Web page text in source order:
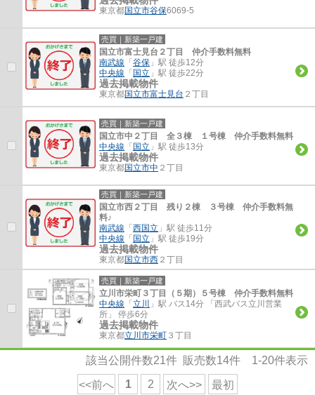
東京都国立市谷保6069-5
売買｜新築一戸建
国立市富士見台２丁目 仲介手数料無料
南武線 「 谷保 」駅 徒歩12分
中央線 「 国立 」駅 徒歩22分
過去掲載物件
東京都国立市富士見台 ２丁目
売買｜新築一戸建
国立市中２丁目 全３棟 １号棟 仲介手数料無料
中央線 「 国立 」駅 徒歩13分
過去掲載物件
東京都国立市中 ２丁目
売買｜新築一戸建
国立市西２丁目 残り２棟 ３号棟 仲介手数料無
料♪
南武線 「 西国立 」駅 徒歩11分
中央線 「 国立 」駅 徒歩19分
過去掲載物件
東京都国立市西 ２丁目
売買｜新築一戸建
立川市栄町３丁目（５期）５号棟 仲介手数料無料
中央線 「 立川
」駅 バス14分 「西武バス立川営業
所」 停歩6分
過去掲載物件
東京都立川市栄町 ３丁目
該当公開件数21件 販売数14件 1-20件表示
<<前へ 1 2 次へ>> 最初